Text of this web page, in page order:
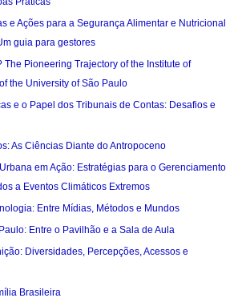
e Ações para a Segurança Alimentar e Nutricional
guia para gestores
The Pioneering Trajectory of the Institute of
the University of São Paulo
e o Papel dos Tribunais de Contas: Desafios e
As Ciências Diante do Antropoceno
em Ação: Estratégias para o Gerenciamento
a Eventos Climáticos Extremos
Entre Mídias, Métodos e Mundos
Entre o Pavilhão e a Sala de Aula
Diversidades, Percepções, Acessos e
Brasileira